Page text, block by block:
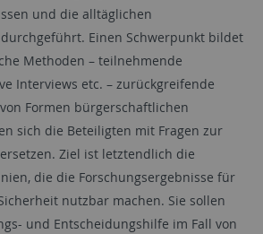
und die alltäglichen
Einen Schwerpunkt bildet
Methoden – teilnehmende
Interviews etc. – zurückgreifende
Formen bürgerschaftlichen
sich die Beteiligten mit Fragen zur
Ziel ist letztendlich die
die die Forschungsergebnisse für
nutzbar machen. Sie sollen
und Entscheidungshilfe im Fall von